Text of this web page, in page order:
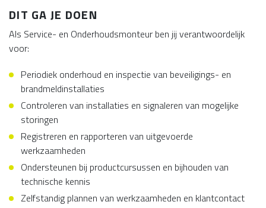
DIT GA JE DOEN
Als Service- en Onderhoudsmonteur ben jij verantwoordelijk
voor:
Periodiek onderhoud en inspectie van beveiligings- en
brandmeldinstallaties
Controleren van installaties en signaleren van mogelijke
storingen
Registreren en rapporteren van uitgevoerde
werkzaamheden
Ondersteunen bij productcursussen en bijhouden van
technische kennis
Zelfstandig plannen van werkzaamheden en klantcontact